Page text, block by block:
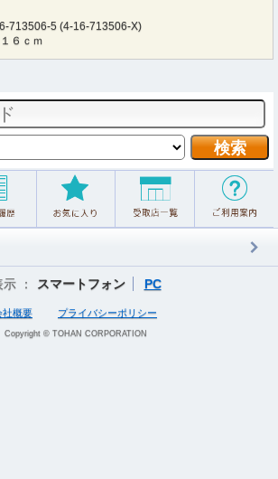
713506-5 (4-16-713506-X)
６ｃｍ
： スマートフォン PC
社概要 プライバシーポリシー
Copyright © TOHAN CORPORATION